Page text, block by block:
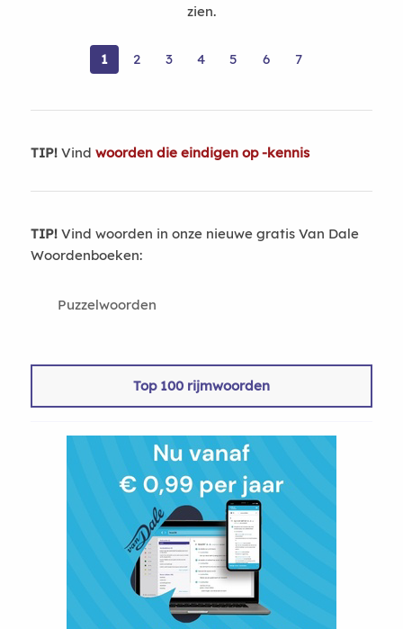
zien.
1 2 3 4 5 6 7
TIP!Vind woorden die eindigen op -kennis
TIP!Vind woorden in onze nieuwe gratis Van Dale
Woordenboeken:
Puzzelwoorden
Top 100 rijmwoorden